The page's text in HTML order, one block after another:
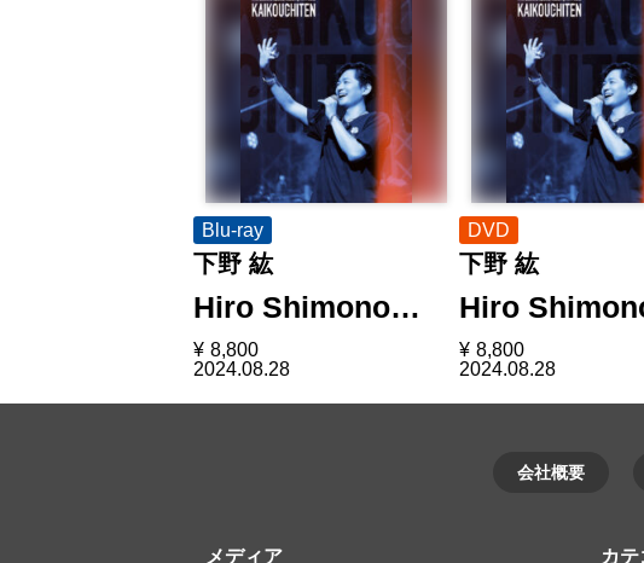
Blu-ray
下野 紘
Hiro Shimono…
¥ 8,800
2024.08.28
DVD
下野 紘
Hiro
¥ 8,800
2024.08.28
会社概要
メディア カ